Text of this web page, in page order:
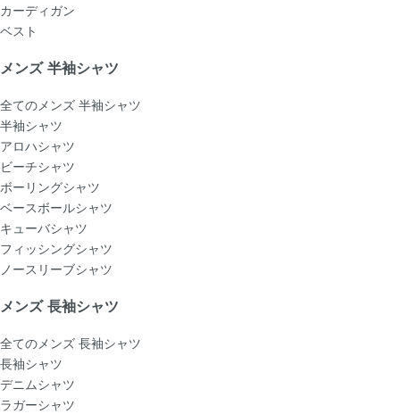
カーディガン
ベスト
メンズ 半袖シャツ
全てのメンズ 半袖シャツ
半袖シャツ
アロハシャツ
ビーチシャツ
ボーリングシャツ
ベースボールシャツ
キューバシャツ
フィッシングシャツ
ノースリーブシャツ
メンズ 長袖シャツ
全てのメンズ 長袖シャツ
長袖シャツ
デニムシャツ
ラガーシャツ